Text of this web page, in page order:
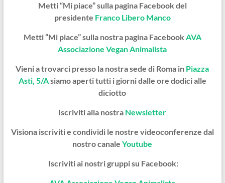
Metti “Mi piace” sulla pagina Facebook del
presidente Franco Libero Manco
Metti “Mi piace” sulla nostra pagina Facebook AVA
Associazione Vegan Animalista
Vieni a trovarci presso la nostra sede di Roma in Piazza
Asti, 5/Asiamo aperti tutti i giorni dalle ore dodici alle
diciotto
Iscriviti alla nostra Newsletter
Visiona iscriviti e condividi le nostre videoconferenze dal
nostro canaleYoutube
Iscriviti ai nostri gruppi su Facebook: